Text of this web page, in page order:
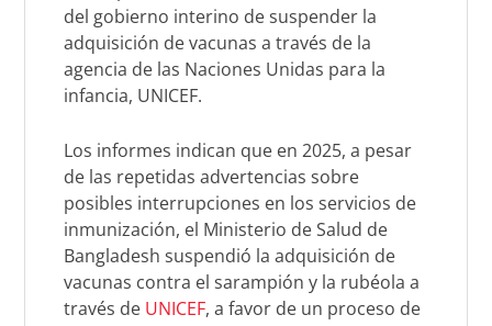
del gobierno interino de suspender la
adquisición de vacunas a través de la
agencia de las Naciones Unidas para la
infancia, UNICEF.
Los informes indican que en 2025, a pesar
de las repetidas advertencias sobre
posibles interrupciones en los servicios de
inmunización, el Ministerio de Salud de
Bangladesh suspendió la adquisición de
vacunas contra el sarampión y la rubéola a
través de UNICEF, a favor de un proceso de